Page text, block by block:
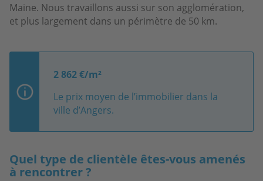
Maine. Nous travaillons aussi sur son agglomération,
et plus largement dans un périmètre de 50 km.
2 862 €/m²
Le prix moyen de l’immobilier dans la
ville d’Angers.
Quel type de clientèle êtes-vous amenés
à rencontrer ?